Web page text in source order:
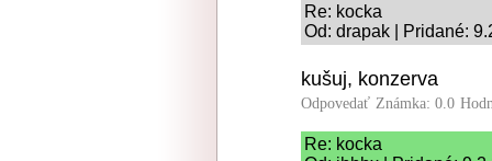
Re: kocka
Od: drapak | Pridané:
kušuj, konzerva
Odpovedať Známka: 0.0
Re: kocka